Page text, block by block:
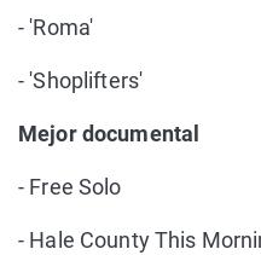
- 'Roma'
- 'Shoplifters'
Mejor documental
- Free Solo
- Hale County This